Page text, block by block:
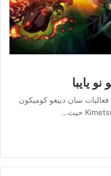
يايبا
سان دييغو كوميكون